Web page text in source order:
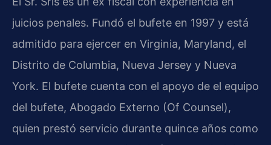
juicios penales. Fundó el bufete en 1997 y está
admitido para ejercer en Virginia, Maryland, el
Distrito de Columbia, Nueva Jersey y Nueva
York. El bufete cuenta con el apoyo de el equipo
del bufete, Abogado Externo (Of Counsel),
quien prestó servicio durante quince años como